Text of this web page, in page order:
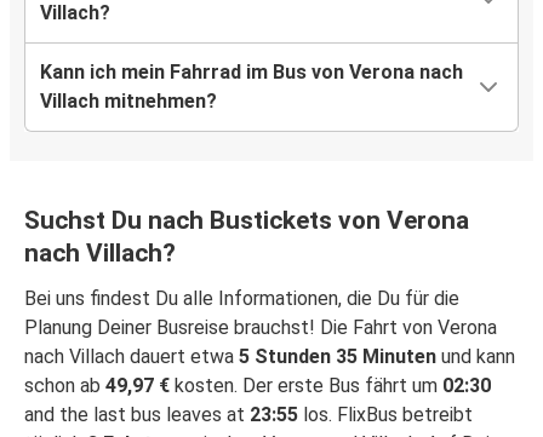
Villach?
Kann ich mein Fahrrad im Bus von Verona nach
Villach mitnehmen?
Suchst Du nach Bustickets von Verona
nach Villach?
Bei uns findest Du alle Informationen, die Du für die
Planung Deiner Busreise brauchst! Die Fahrt von Verona
nach Villach dauert etwa 5 Stunden 35 Minuten und kann
schon ab 49,97 € kosten. Der erste Bus fährt um 02:30
and the last bus leaves at 23:55 los. FlixBus betreibt